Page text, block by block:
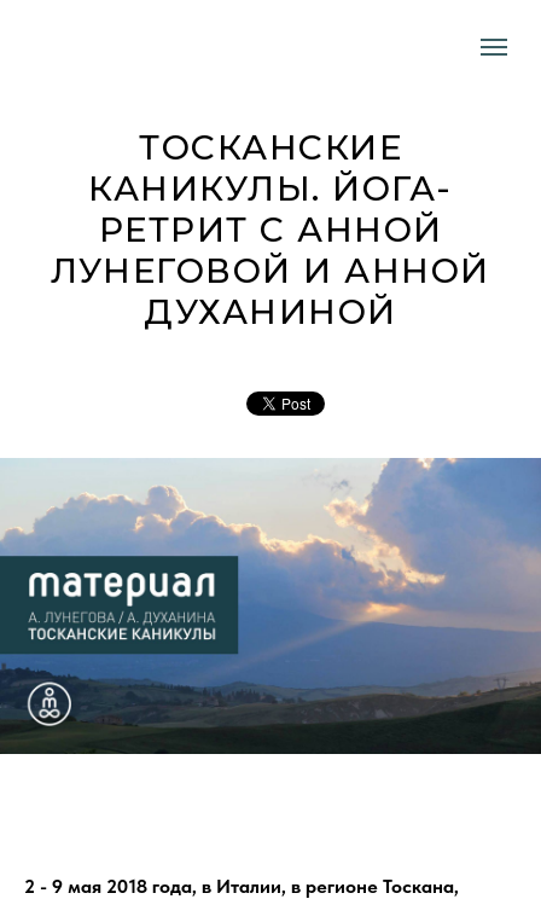
ТОСКАНСКИЕ
КАНИКУЛЫ. ЙОГА-
РЕТРИТ С АННОЙ
ЛУНЕГОВОЙ И АННОЙ
ДУХАНИНОЙ
2 - 9 мая 2018 года, в Италии, в регионе Тоскана,